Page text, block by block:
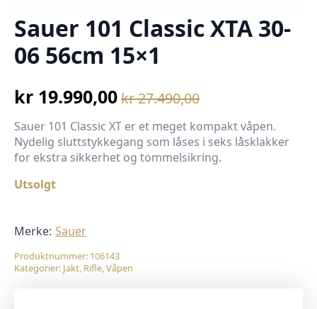
Sauer 101 Classic XTA 30-
06 56cm 15×1
kr27.490,00
Opprinnelig
pris
var:
kr 27.490,00.
kr 19.990,00
Nåværende
pris
er:
kr 19.990,00.
Sauer 101 Classic XT er et meget kompakt våpen.
Nydelig sluttstykkegang som låses i seks låsklakker
for ekstra sikkerhet og tommelsikring.
Utsolgt
Merke: Sauer
Produktnummer: 106143
Kategorier: Jakt, Rifle,Våpen